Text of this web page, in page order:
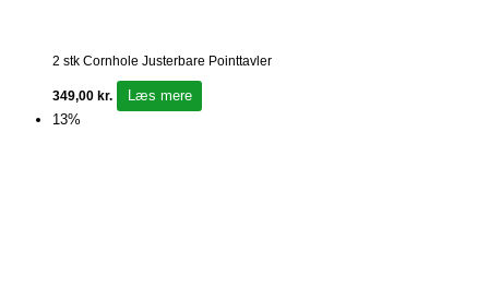
2 stk Cornhole Justerbare Pointtavler
349,00 kr.
Læs mere
13%